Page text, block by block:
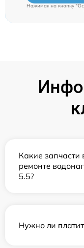
Нажимая на кнопку
Какие запчасти
ремонте
5.5?
Нужно ли